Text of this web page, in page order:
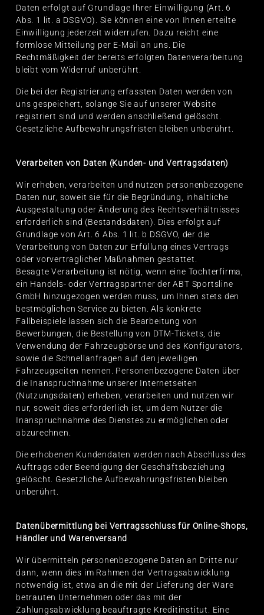
Daten erfolgt auf Grundlage Ihrer Einwilligung (Art. 6
Abs. 1 lit. a DSGVO). Sie können eine von Ihnen erteilte
Einwilligung jederzeit widerrufen. Dazu reicht eine
formlose Mitteilung per E-Mail an uns. Die
Rechtmäßigkeit der bereits erfolgten Datenverarbeitung
bleibt vom Widerruf unberührt.
Die bei der Registrierung erfassten Daten werden von
uns gespeichert, solange Sie auf unserer Website
registriert sind und werden anschließend gelöscht.
Gesetzliche Aufbewahrungsfristen bleiben unberührt.
Verarbeiten von Daten (Kunden- und Vertragsdaten)
Wir erheben, verarbeiten und nutzen personenbezogene
Daten nur, soweit sie für die Begründung, inhaltliche
Ausgestaltung oder Änderung des Rechtsverhältnisses
erforderlich sind (Bestandsdaten). Dies erfolgt auf
Grundlage von Art. 6 Abs. 1 lit. b DSGVO, der die
Verarbeitung von Daten zur Erfüllung eines Vertrags
oder vorvertraglicher Maßnahmen gestattet.
Besagte Verarbeitung ist nötig, wenn eine Tochterfirma,
ein Handels- oder Vertragspartner der ABT Sportsline
GmbH hinzugezogen werden muss, um Ihnen stets den
bestmöglichen Service zu bieten. Als konkrete
Fallbeispiele lassen sich die Bearbeitung von
Bewerbungen, die Bestellung von DTM-Tickets, die
Verwendung der Fahrzeugbörse und des Konfigurators,
sowie die Schnellanfragen auf den jeweiligen
Fahrzeugseiten nennen. Personenbezogene Daten über
die Inanspruchnahme unserer Internetseiten
(Nutzungsdaten) erheben, verarbeiten und nutzen wir
nur, soweit dies erforderlich ist, um dem Nutzer die
Inanspruchnahme des Dienstes zu ermöglichen oder
abzurechnen.
Die erhobenen Kundendaten werden nach Abschluss des
Auftrags oder Beendigung der Geschäftsbeziehung
gelöscht. Gesetzliche Aufbewahrungsfristen bleiben
unberührt.
Datenübermittlung bei Vertragsschluss für Online-Shops,
Händler und Warenversand
Wir übermitteln personenbezogene Daten an Dritte nur
dann, wenn dies im Rahmen der Vertragsabwicklung
notwendig ist, etwa an die mit der Lieferung der Ware
betrauten Unternehmen oder das mit der
Zahlungsabwicklung beauftragte Kreditinstitut. Eine